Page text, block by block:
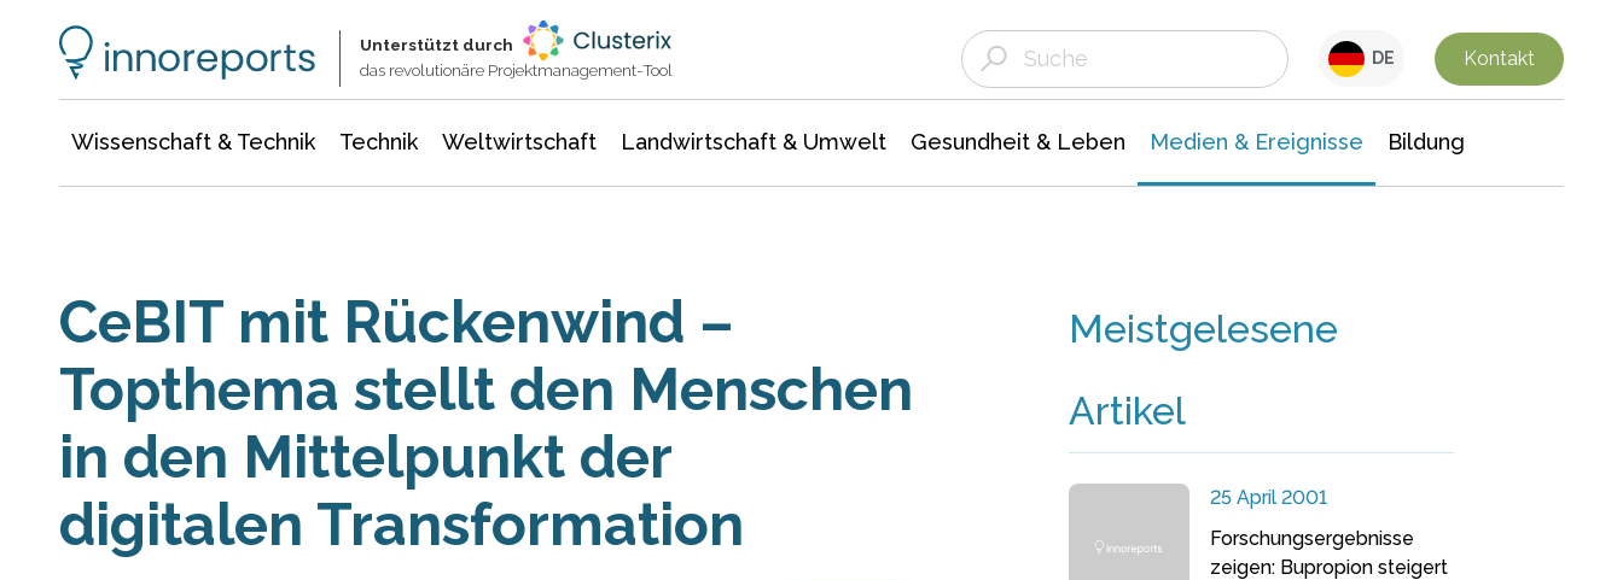
Unterstützt durch
das revolutionäre Projektmanagement-Tool
DE Kontakt
Wissenschaft & Technik Technik Weltwirtschaft Landwirtschaft & Umwelt Gesundheit & Leben Medien & Ereignisse Bildung
CeBIT mit Rückenwind –
Topthema stellt den Menschen
in den Mittelpunkt der
digitalen Transformation
Meistgelesene
Artikel
25 April 2001
Forschungsergebnisse
zeigen: Bupropion steigert